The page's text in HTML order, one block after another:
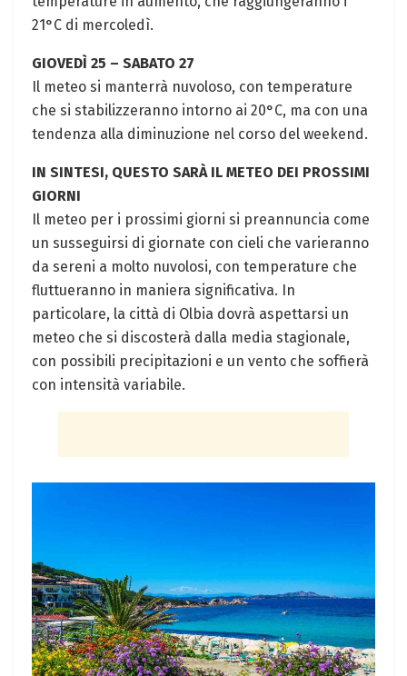
21°C di mercoledì.
GIOVEDÌ 25 – SABATO 27
Il meteo si manterrà nuvoloso, con temperature
che si stabilizzeranno intorno ai 20°C, ma con una
tendenza alla diminuzione nel corso del weekend.
IN SINTESI, QUESTO SARÀ IL METEO DEI PROSSIMI
GIORNI
Il meteo per i prossimi giorni si preannuncia come
un susseguirsi di giornate con cieli che varieranno
da sereni a molto nuvolosi, con temperature che
fluttueranno in maniera significativa. In
particolare, la città di Olbia dovrà aspettarsi un
meteo che si discosterà dalla media stagionale,
con possibili precipitazioni e un vento che soffierà
con intensità variabile.